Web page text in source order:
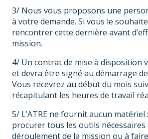
3/ Nous vous proposons une
à votre demande. Si vous le
rencontrer cette dernière avant
mission.
4/ Un contrat de mise à disposition
et devra être signé au démarrage
Vous recevrez au début du mois
récapitulant les heures de travail
5/ L’ATRE ne fournit aucun matériel
procurer tous les outils nécessaires
déroulement de la mission ou à